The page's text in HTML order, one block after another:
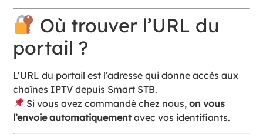
Où trouver l’URL du
portail ?
L’URL du portail est l’adresse qui donne accès aux
chaînes IPTV depuis Smart STB.
Si vous avez commandé chez nous, on vous
l’envoie automatiquementavec vos identifiants.